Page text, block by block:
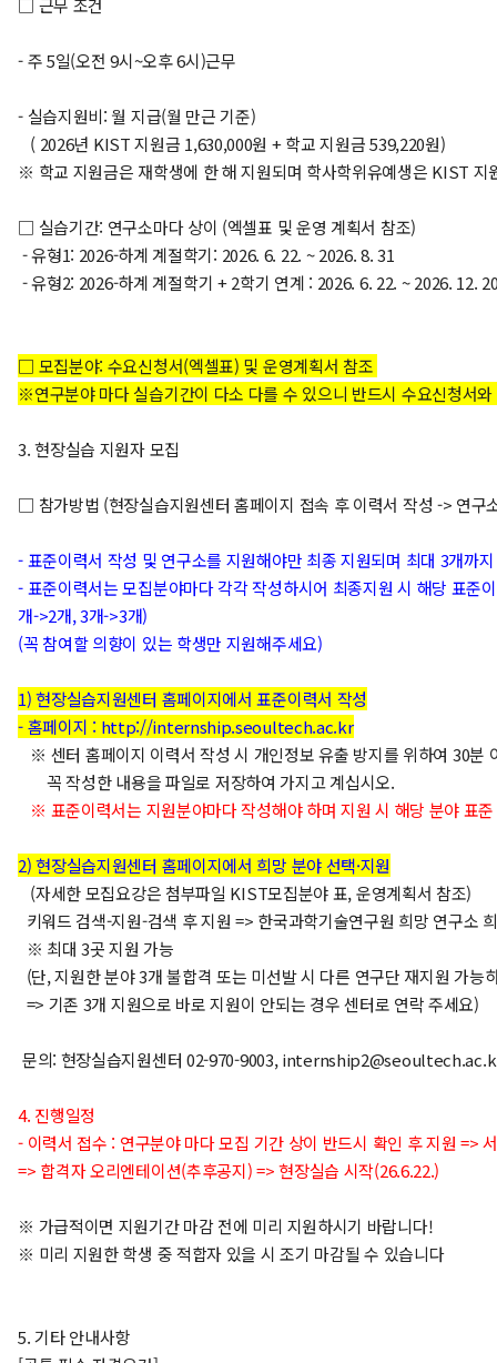
□ 근무 조건
- 주 5일(오전 9시~오후 6시)근무
- 실습지원비: 월 지급(월 만근 기준)
( 2026년 KIST 지원금 1,630,000원 + 학교 지원금 539,220원)
※ 학교 지원금은 재학생에 한 해 지원되며 학사학위유예생은 KIST 지
□ 실습기간: 연구소마다 상이 (엑셀표 및 운영 계획서 참조)
- 유형1: 2026-하계 계절학기: 2026. 6. 22. ~ 2026. 8. 31
- 유형2: 2026-하계 계절학기 + 2학기 연계 : 2026. 6. 22. ~ 2026. 12.
□ 모집분야: 수요신청서(엑셀표) 및 운영계획서 참조
※연구분야 마다 실습기간이 다소 다를 수 있으니 반드시 수요신청서
3. 현장실습 지원자 모집
□ 참가방법 (현장실습지원센터 홈페이지 접속 후 이력서 작성 -> 연구
- 표준이력서 작성 및 연구소를 지원해야만 최종 지원되며 최대 3개까
- 표준이력서는 모집분야마다 각각 작성하시어 최종지원 시 해당 표준
개->2개, 3개->3개)
(꼭 참여할 의향이 있는 학생만 지원해주세요)
1) 현장실습지원센터 홈페이지에서 표준이력서 작성
- 홈페이지 : http://internship.seoultech.ac.kr
※ 센터 홈페이지 이력서 작성 시 개인정보 유출 방지를 위하여 30분
꼭 작성한 내용을 파일로 저장하여 가지고 계십시오.
※ 표준이력서는 지원분야마다 작성해야 하며 지원 시 해당 분야 표
2) 현장실습지원센터 홈페이지에서 희망 분야 선택·지원
(자세한 모집요강은 첨부파일 KIST모집분야 표, 운영계획서 참조)
키워드 검색-지원-검색 후 지원 => 한국과학기술연구원 희망 연구소
※ 최대 3곳 지원 가능
(단, 지원한 분야 3개 불합격 또는 미선발 시 다른 연구단 재지원 가능
=> 기존 3개 지원으로 바로 지원이 안되는 경우 센터로 연락 주세요)
문의: 현장실습지원센터 02-970-9003,
4. 진행일정
- 이력서 접수 : 연구분야 마다 모집 기간 상이 반드시 확인 후 지원 =>
=> 합격자 오리엔테이션(추후공지) => 현장실습 시작(26.6.22.)
※ 가급적이면 지원기간 마감 전에 미리 지원하시기 바랍니다!
※ 미리 지원한 학생 중 적합자 있을 시 조기 마감될 수 있습니다
5. 기타 안내사항